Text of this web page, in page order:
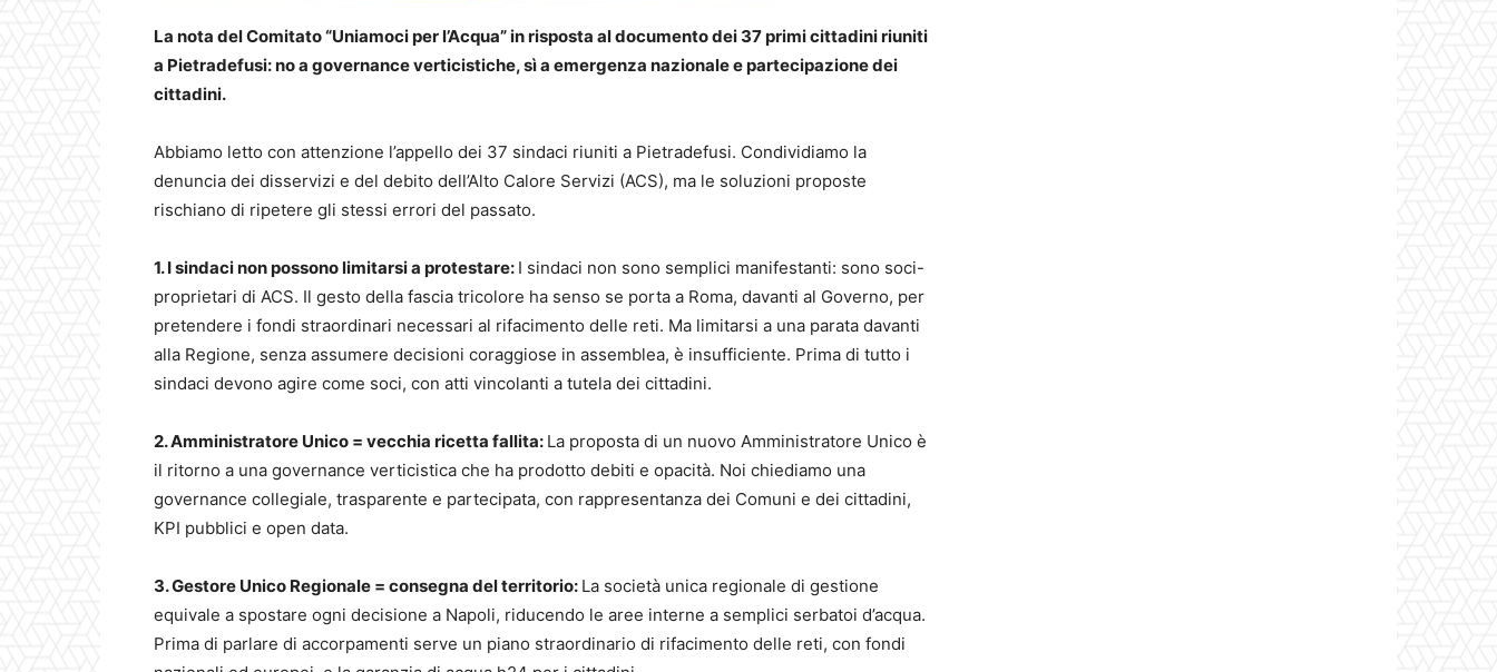
La nota del Comitato “Uniamoci per l’Acqua” in risposta al documento dei 37 primi cittadini riuniti
a Pietradefusi: no a governance verticistiche, sì a emergenza nazionale e partecipazione dei
cittadini.
Abbiamo letto con attenzione l’appello dei 37 sindaci riuniti a Pietradefusi. Condividiamo la
denuncia dei disservizi e del debito dell’Alto Calore Servizi (ACS), ma le soluzioni proposte
rischiano di ripetere gli stessi errori del passato.
1. I sindaci non possono limitarsi a protestare: I sindaci non sono semplici manifestanti: sono soci-
proprietari di ACS. Il gesto della fascia tricolore ha senso se porta a Roma, davanti al Governo, per
pretendere i fondi straordinari necessari al rifacimento delle reti. Ma limitarsi a una parata davanti
alla Regione, senza assumere decisioni coraggiose in assemblea, è insufficiente. Prima di tutto i
sindaci devono agire come soci, con atti vincolanti a tutela dei cittadini.
2. Amministratore Unico = vecchia ricetta fallita: La proposta di un nuovo Amministratore Unico è
il ritorno a una governance verticistica che ha prodotto debiti e opacità. Noi chiediamo una
governance collegiale, trasparente e partecipata, con rappresentanza dei Comuni e dei cittadini,
KPI pubblici e open data.
3. Gestore Unico Regionale = consegna del territorio: La società unica regionale di gestione
equivale a spostare ogni decisione a Napoli, riducendo le aree interne a semplici serbatoi d’acqua.
Prima di parlare di accorpamenti serve un piano straordinario di rifacimento delle reti, con fondi